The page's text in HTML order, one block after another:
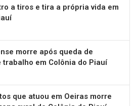
a tiros e tira a própria vida em
morre após queda de
trabalho em Colônia do Piauí
que atuou em Oeiras morre